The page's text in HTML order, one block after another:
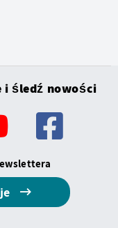
i śledź nowości